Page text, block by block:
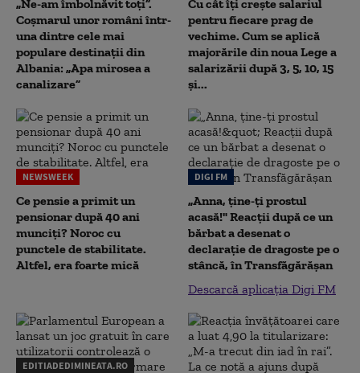
„Ne-am îmbolnăvit toți”.
Coșmarul unor români într-
una dintre cele mai
populare destinații din
Albania: „Apa mirosea a
canalizare”
Cu cât îți crește salariul
pentru fiecare prag de
vechime. Cum se aplică
majorările din noua Lege a
salarizării după 3, 5, 10, 15
și...
NEWSWEEK
Ce pensie a primit un
pensionar după 40 ani
munciți? Noroc cu
punctele de stabilitate.
Altfel, era foarte mică
DIGI FM
„Anna, ţine-ţi prostul
acasă!" Reacţii după ce un
bărbat a desenat o
declaraţie de dragoste pe o
stâncă, în Transfăgărăşan
Descarcă aplicația Digi FM
EDITIADEDIMINEATA.RO